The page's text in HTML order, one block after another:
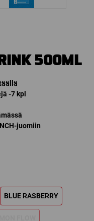
500ML
-7 kpl
juomiin
BLUE RASBERRY